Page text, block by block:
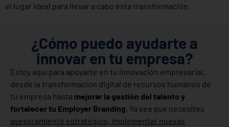
el lugar ideal para llevar a cabo esta transformación.
¿Cómo puedo ayudarte a
innovar en tu empresa?
Estoy aquí para apoyarte en tu innovación empresarial,
desde la transformación digital de recursos humanos de
tu empresa hasta mejorar la gestión del talento y
fortalecer tu Employer Branding . Ya sea que necesites
asesoramiento estratégico, implementar nuevas